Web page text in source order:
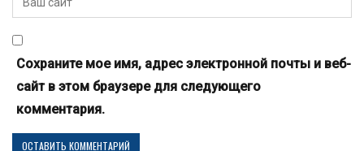
Сохраните мое имя, адрес электронной почты и веб-
сайт в этом браузере для следующего
комментария.